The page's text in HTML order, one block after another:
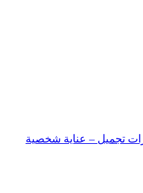
تجميل – عناية شخصية